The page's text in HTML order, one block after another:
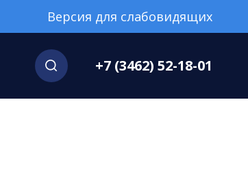
Версия для слабовидящих
+7 (3462) 52-18-01